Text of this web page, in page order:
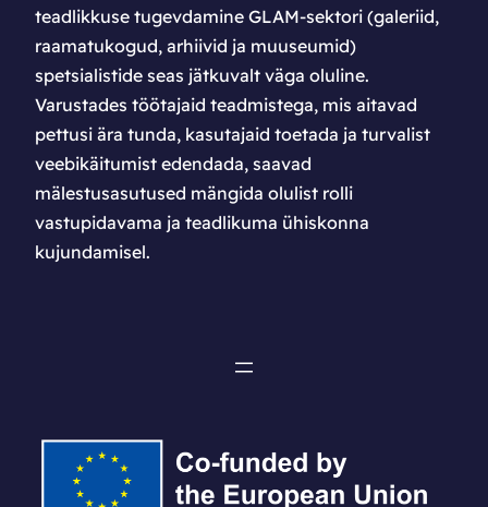
teadlikkuse tugevdamine GLAM-sektori (galeriid,
raamatukogud, arhiivid ja muuseumid)
spetsialistide seas jätkuvalt väga oluline.
Varustades töötajaid teadmistega, mis aitavad
pettusi ära tunda, kasutajaid toetada ja turvalist
veebikäitumist edendada, saavad
mälestusasutused mängida olulist rolli
vastupidavama ja teadlikuma ühiskonna
kujundamisel.